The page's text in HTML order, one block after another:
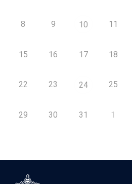
8 9 10 11
15 16 17 18
22 23 24 25
29 30 31 1